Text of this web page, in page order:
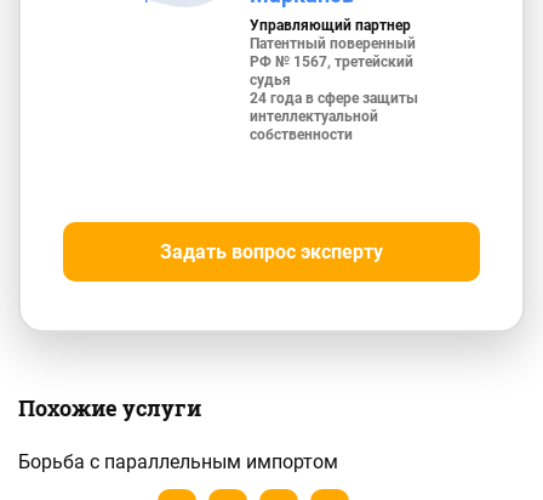
Управляющий партнер
Патентный поверенный
РФ № 1567, третейский
судья
24 года в сфере защиты
интеллектуальной
собственности
Задать вопрос эксперту
Похожие услуги
Борьба с параллельным импортом